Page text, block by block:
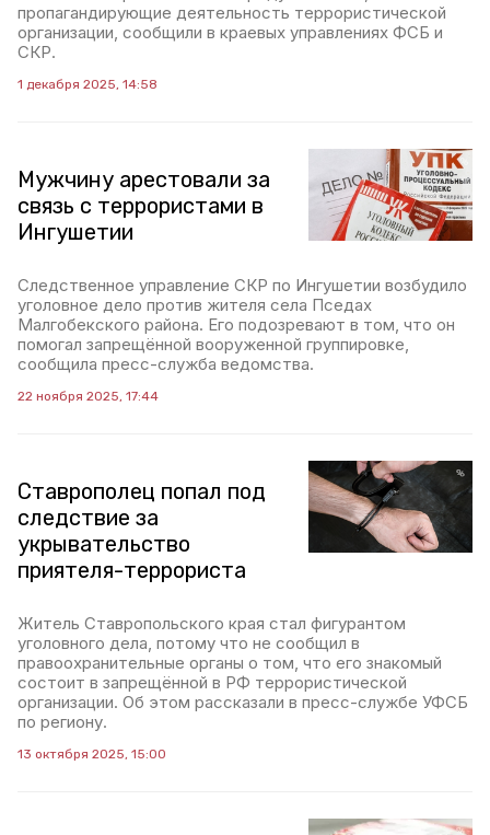
пропагандирующие деятельность террористической
организации, сообщили в краевых управлениях ФСБ и
СКР.
1 декабря 2025, 14:58
Мужчину арестовали за
связь с террористами в
Ингушетии
Следственное управление СКР по Ингушетии возбудило
уголовное дело против жителя села Пседах
Малгобекского района. Его подозревают в том, что он
помогал запрещённой вооруженной группировке,
сообщила пресс-служба ведомства.
22 ноября 2025, 17:44
Ставрополец попал под
следствие за
укрывательство
приятеля-террориста
Житель Ставропольского края стал фигурантом
уголовного дела, потому что не сообщил в
правоохранительные органы о том, что его знакомый
состоит в запрещённой в РФ террористической
организации. Об этом рассказали в пресс-службе УФСБ
по региону.
13 октября 2025, 15:00